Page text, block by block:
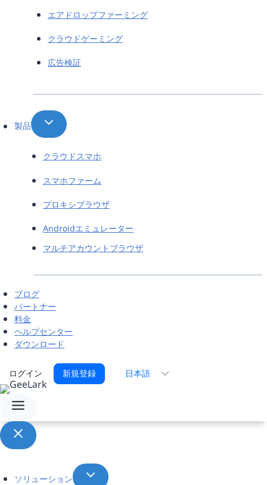
エアドロップファーミング
クラウドゲーミング
広告検証
製品
クラウドスマホ
スマホファーム
プロキシブラウザ
Androidエミュレーター
マルチアカウントブラウザ
ブログ
パートナー
料金
ヘルプセンター
ダウンロード
ログイン 新規登録
択
ソリューション